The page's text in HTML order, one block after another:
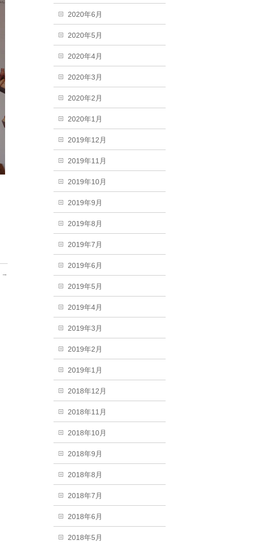
→
2020年6月
2020年5月
2020年4月
2020年3月
2020年2月
2020年1月
2019年12月
2019年11月
2019年10月
2019年9月
2019年8月
2019年7月
2019年6月
2019年5月
2019年4月
2019年3月
2019年2月
2019年1月
2018年12月
2018年11月
2018年10月
2018年9月
2018年8月
2018年7月
2018年6月
2018年5月